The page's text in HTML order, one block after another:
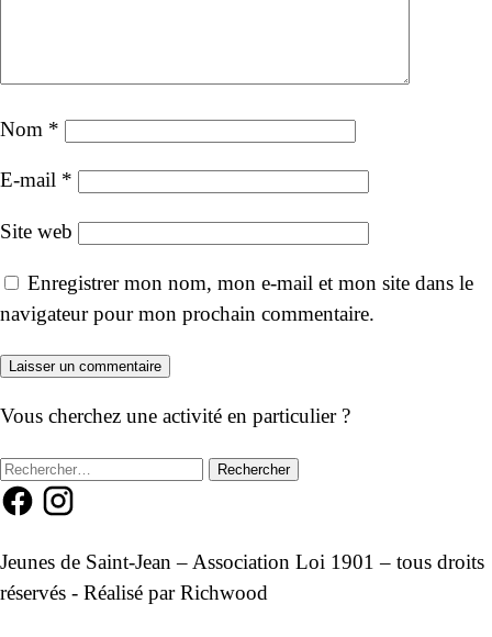
Nom *
E-mail *
Site web
Enregistrer mon nom, mon e-mail et mon site dans le
navigateur pour mon prochain commentaire.
Vous cherchez une activité en particulier ?
Rechercher :
Jeunes de Saint-Jean – Association Loi 1901 – tous droits
réservés - Réalisé parRichwood